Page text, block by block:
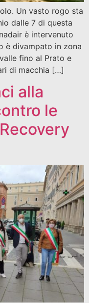
Un vasto rogo sta
dalle 7 di questa
è intervenuto
è divampato in zona
fino al Prato e
di macchia […]
alla
le